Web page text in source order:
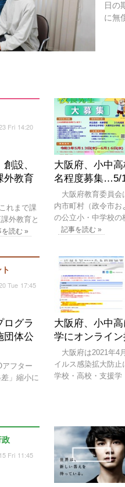
日の
に無
Fri 14:20
設、
外教育
れまで課
外教育と
を読む »
大阪府、小中
名程度募集…5/
大阪府教育委員会
内市町村（政令市お
の公立小・中学校
記事を読む »
Tue 17:45
ログラ
団体公
フター
」縮小に
大阪府、小中
学にオンライ
大阪府は2021年4
イルス感染拡大防止
学校・高校・支援
政
Fri 11:45